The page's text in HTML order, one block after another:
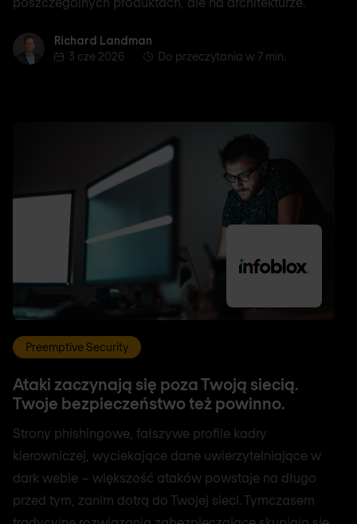
Richard Landman
Richard Landman
3 cze 2026
Do przeczytania w 7 min.
Preemptive Security
Ataki zaczynają się poza Twoją siecią.
Twoje bezpieczeństwo też powinno.
Strony phishingowe, fałszywe profile kadry
kierowniczej, wyciekające dane uwierzytelniające w
dark webie – większość ataków powstaje na długo
przed tym, zanim dotrą do Twojej sieci. Tymczasem